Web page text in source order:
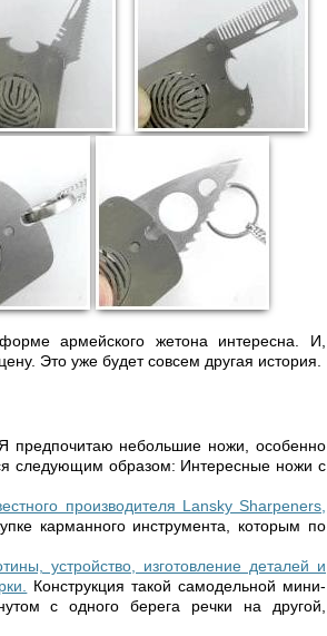
армейского жетона интересна. И,
Это уже будет совсем другая история.
Я предпочитаю небольшие ножи, особенно
следующим образом: Интересные ножи с
производителя Lansky Sharpeners,
карманного инструмента, которым по
устройство, изготовление деталей и
Конструкция такой самодельной мини-
с одного берега речки на другой,